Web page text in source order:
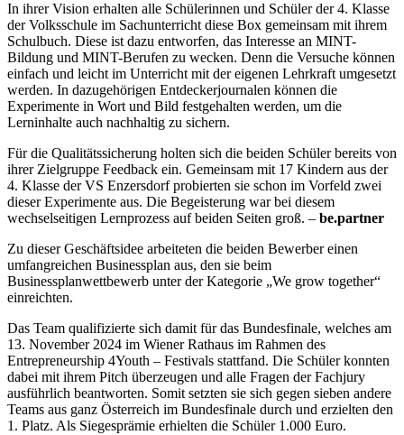
In ihrer Vision erhalten alle Schülerinnen und Schüler der 4. Klasse
der Volksschule im Sachunterricht diese Box gemeinsam mit ihrem
Schulbuch. Diese ist dazu entworfen, das Interesse an MINT-
Bildung und MINT-Berufen zu wecken. Denn die Versuche können
einfach und leicht im Unterricht mit der eigenen Lehrkraft umgesetzt
werden. In dazugehörigen Entdeckerjournalen können die
Experimente in Wort und Bild festgehalten werden, um die
Lerninhalte auch nachhaltig zu sichern.
Für die Qualitätssicherung holten sich die beiden Schüler bereits von
ihrer Zielgruppe Feedback ein. Gemeinsam mit 17 Kindern aus der
4. Klasse der VS Enzersdorf probierten sie schon im Vorfeld zwei
dieser Experimente aus. Die Begeisterung war bei diesem
wechselseitigen Lernprozess auf beiden Seiten groß. – be.partner
Zu dieser Geschäftsidee arbeiteten die beiden Bewerber einen
umfangreichen Businessplan aus, den sie beim
Businessplanwettbewerb unter der Kategorie „We grow together“
einreichten.
Das Team qualifizierte sich damit für das Bundesfinale, welches am
13. November 2024 im Wiener Rathaus im Rahmen des
Entrepreneurship 4Youth – Festivals stattfand. Die Schüler konnten
dabei mit ihrem Pitch überzeugen und alle Fragen der Fachjury
ausführlich beantworten. Somit setzten sie sich gegen sieben andere
Teams aus ganz Österreich im Bundesfinale durch und erzielten den
1. Platz. Als Siegesprämie erhielten die Schüler 1.000 Euro.